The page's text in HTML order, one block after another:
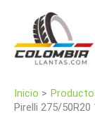
contenido
Inicio
Pirelli 275/
Asimmetrico
(MO1)
cantidad